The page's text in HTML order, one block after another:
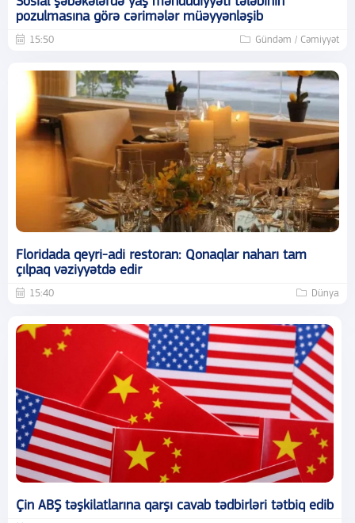
pozulmasına görə cərimələr müəyyənləşib
15:50 Gündəm / Cəmiyyət
Floridada qeyri-adi restoran: Qonaqlar naharı tam
çılpaq vəziyyətdə edir
15:40 Dünya
Çin ABŞ təşkilatlarına qarşı cavab tədbirləri tətbiq edib